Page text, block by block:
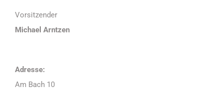
Vorsitzender
Michael Arntzen
Adresse:
Am Bach 10